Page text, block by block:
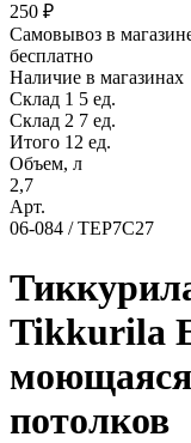
250 ₽
Самовывоз в
бесплатно
Наличие в магазинах
Склад 1 5 ед.
Склад 2 7 ед.
Итого 12 ед.
Объем, л
2,7
Арт.
06-084 / TEP7C27
Tikkurila
моющаяся
потолков